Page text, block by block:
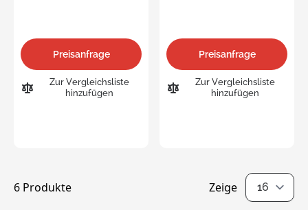
Preisanfrage
Zur Vergleichsliste
hinzufügen
Preisanfrage
Zur Vergleichsliste
hinzufügen
6 Produkte Zeige